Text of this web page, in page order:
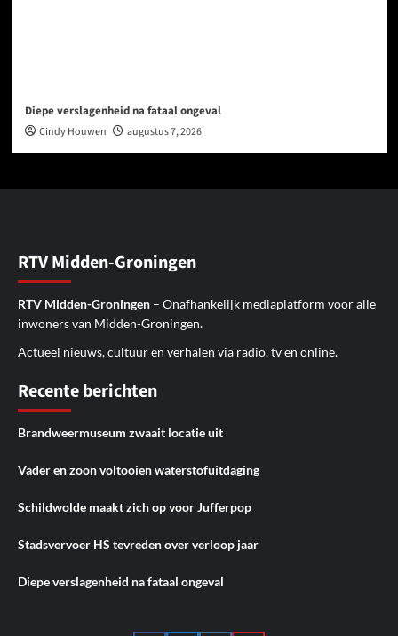
Diepe verslagenheid na fataal ongeval
Cindy Houwen augustus 7, 2026
RTV Midden-Groningen
RTV Midden-Groningen – Onafhankelijk mediaplatform voor alle
inwoners van Midden-Groningen.
Actueel nieuws, cultuur en verhalen via radio, tv en online.
Recente berichten
Brandweermuseum zwaait locatie uit
Vader en zoon voltooien waterstofuitdaging
Schildwolde maakt zich op voor Jufferpop
Stadsvervoer HS tevreden over verloop jaar
Diepe verslagenheid na fataal ongeval